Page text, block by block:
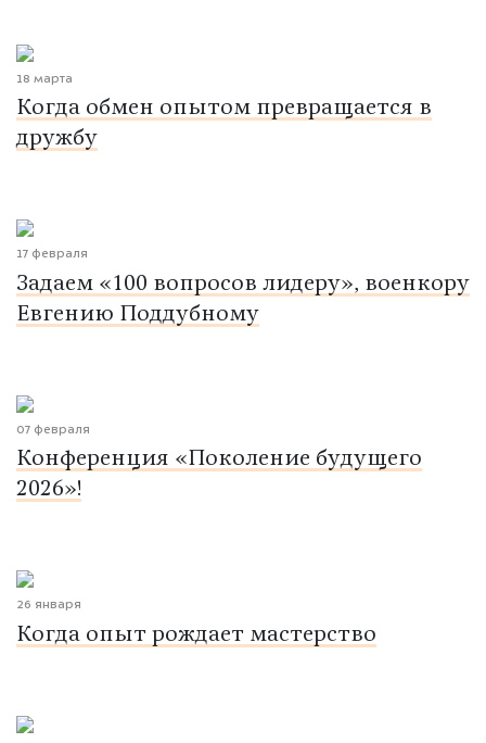
18 марта
Когда обмен опытом превращается в
дружбу
17 февраля
Задаем «100 вопросов лидеру», военкору
Евгению Поддубному
07 февраля
Конференция «Поколение будущего
2026»!
26 января
Когда опыт рождает мастерство